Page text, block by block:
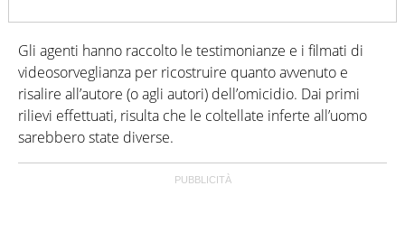
Gli agenti hanno raccolto le testimonianze e i filmati di
videosorveglianza per ricostruire quanto avvenuto e
risalire all’autore (o agli autori) dell’omicidio. Dai primi
rilievi effettuati, risulta che le coltellate inferte all’uomo
sarebbero state diverse.